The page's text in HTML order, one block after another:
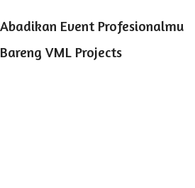
Abadikan Event Profesionalmu
Bareng VML Projects